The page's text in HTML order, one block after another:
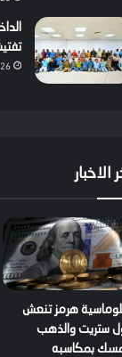
07/
الاخبار
هرمز تنعش
ستريت والذهب
بمكاسبه